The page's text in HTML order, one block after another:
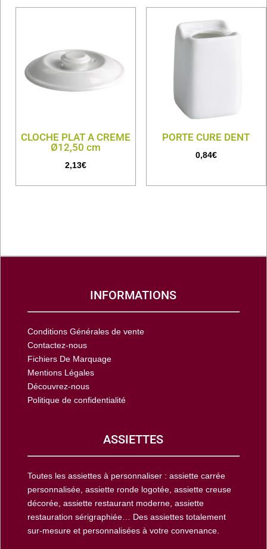
CLOCHE PLAT A CREME
Ø12,50 cm
2,13€
PORTE CURE DENT
0,84€
INFORMATIONS
Conditions Générales de vente
Contactez-nous
Fichiers De Marquage
Mentions Légales
Découvrez-nous
Politique de confidentialité
ASSIETTES
Toutes les assiettes à personnaliser : assiette carrée
personnalisée, assiette ronde logotée, assiette creuse
décorée, assiette restaurant moderne, assiette
restauration sérigraphiée… Des assiettes totalement
sur-mesure et personnalisées à votre convenance.